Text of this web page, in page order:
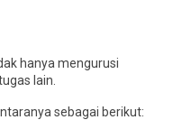
hanya mengurusi
lain.
sebagai berikut: